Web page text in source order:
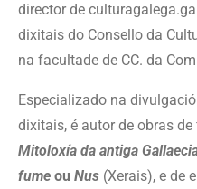
director de
dixitais do Consello da
na facultade de CC. da
Especializado na
dixitais, é autor de obras
Mitoloxía da antiga
fume ou Nus (Xerais), e de